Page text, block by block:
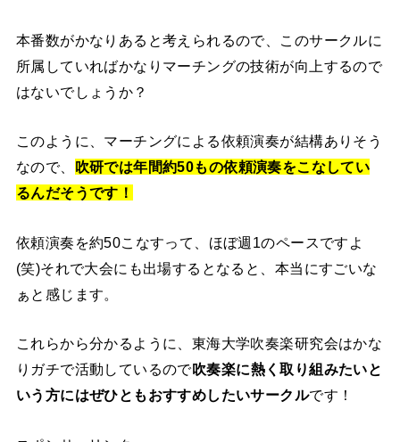
本番数がかなりあると考えられるので、このサークルに
所属していればかなりマーチングの技術が向上するので
はないでしょうか？
このように、マーチングによる依頼演奏が結構ありそう
なので、 吹研では年間約50もの依頼演奏をこなしてい
るんだそうです！
依頼演奏を約50こなすって、ほぼ週1のペースですよ
(笑)それで大会にも出場するとなると、本当にすごいな
ぁと感じます。
これらから分かるように、東海大学吹奏楽研究会はかな
りガチで活動しているので吹奏楽に熱く取り組みたいと
いう方にはぜひともおすすめしたいサークルです！